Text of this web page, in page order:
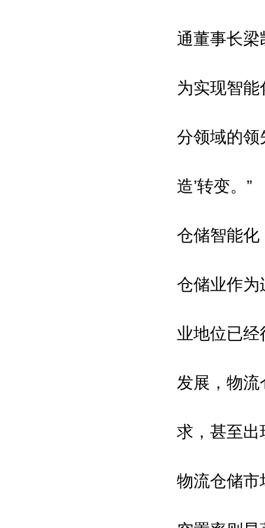
通董事长梁
为实现智
分领域的领
造’转变。”
仓储智能化
仓储业作为
业地位已
发展，物
求，甚至出
物流仓储市